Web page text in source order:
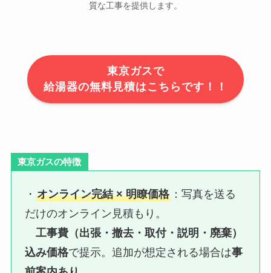
質な工事を提供します。
東京ガスで
給湯器の無料見積はこちらです！！
東京ガスの特徴
・オンライン完結 × 明瞭価格 ：写真を送る
だけのオンライン見積もり。
工事費（出張・撤去・取付・説明・廃棄）
込み価格で提示。追加が想定される場合は事